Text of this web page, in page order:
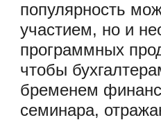
популярность
участием, но и
программных
чтобы
бременем
семинара,